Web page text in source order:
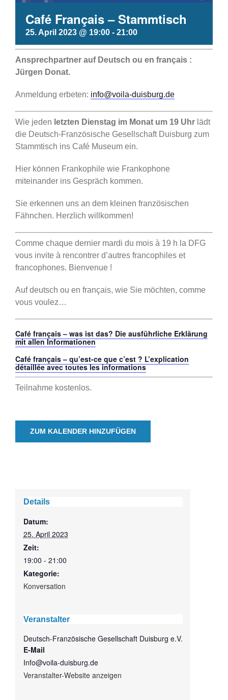
Café Français – Stammtisch
25. April 2023 @ 19:00 - 21:00
Ansprechpartner auf Deutsch ou en français :
Jürgen Donat.
Anmeldung erbeten: info@voila-duisburg.de
Wie jeden letzten Dienstag im Monat um 19 Uhrlädt
die Deutsch-Französische Gesellschaft Duisburg zum
Stammtisch ins Café Museum ein.
Hier können Frankophile wie Frankophone
miteinander ins Gespräch kommen.
Sie erkennen uns an dem kleinen französischen
Fähnchen. Herzlich willkommen!
Comme chaque dernier mardi du mois à 19 h la DFG
vous invite à rencontrer d’autres francophiles et
francophones. Bienvenue !
Auf deutsch ou en français, wie Sie möchten, comme
vous voulez…
Café français – was ist das? Die ausführliche Erklärung
mit allen Informationen
Café français – qu’est-ce que c’est ? L’explication
détaillée avec toutes les informations
Teilnahme kostenlos.
ZUM KALENDER HINZUFÜGEN
Details
Datum:
25. April 2023
Zeit:
19:00 - 21:00
Kategorie:
Konversation
Veranstalter
Deutsch-Französische Gesellschaft Duisburg e.V.
E-Mail
Info@voila-duisburg.de
Veranstalter-Website anzeigen